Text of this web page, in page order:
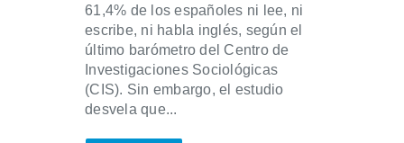
61,4% de los españoles ni lee, ni
escribe, ni habla inglés, según el
último barómetro del Centro de
Investigaciones Sociológicas
(CIS). Sin embargo, el estudio
desvela que...